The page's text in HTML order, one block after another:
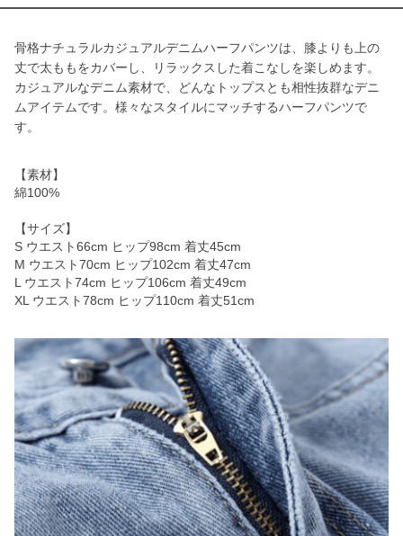
骨格ナチュラルカジュアルデニムハーフパンツは、膝よりも上の
丈で太ももをカバーし、リラックスした着こなしを楽しめます。
カジュアルなデニム素材で、どんなトップスとも相性抜群なデニ
ムアイテムです。様々なスタイルにマッチするハーフパンツで
す。
【素材】
綿100%
【サイズ】
S ウエスト66cm ヒップ98cm 着丈45cm
M ウエスト70cm ヒップ102cm 着丈47cm
L ウエスト74cm ヒップ106cm 着丈49cm
XL ウエスト78cm ヒップ110cm 着丈51cm